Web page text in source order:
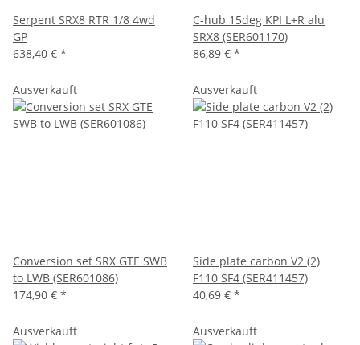
Serpent SRX8 RTR 1/8 4wd
GP
638,40 € *
C-hub 15deg KPI L+R alu
SRX8 (SER601170)
86,89 € *
Ausverkauft
Conversion set SRX GTE SWB
to LWB (SER601086)
174,90 € *
Ausverkauft
Side plate carbon V2 (2)
F110 SF4 (SER411457)
40,69 € *
Ausverkauft Ausverkauft